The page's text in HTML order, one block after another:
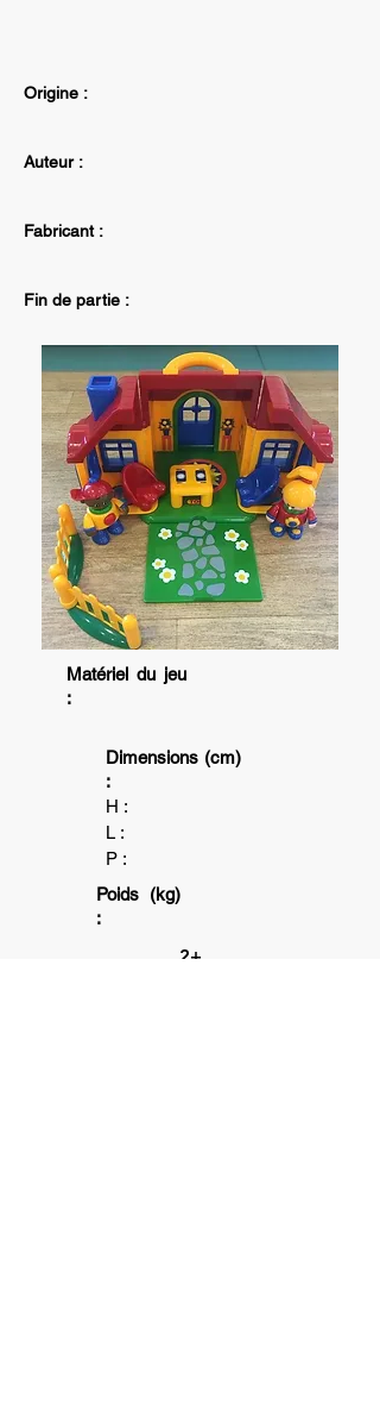
Origine :
Auteur :
Fabricant :
Fin de partie :
Matériel du jeu
:
Dimensions (cm)
:
H :
L :
P :
Poids (kg)
:
2+